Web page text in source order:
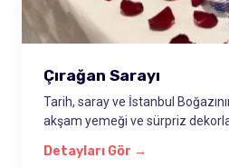
Çırağan Sarayı
Tarih, saray ve İstanbul
akşam yemeği ve sürpriz
Detayları Gör →